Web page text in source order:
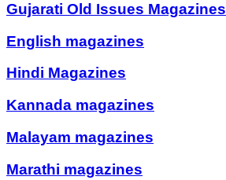
Gujarati Old Issues Magazines
English magazines
Hindi Magazines
Kannada magazines
Malayam magazines
Marathi magazines